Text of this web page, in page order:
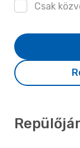
Csak